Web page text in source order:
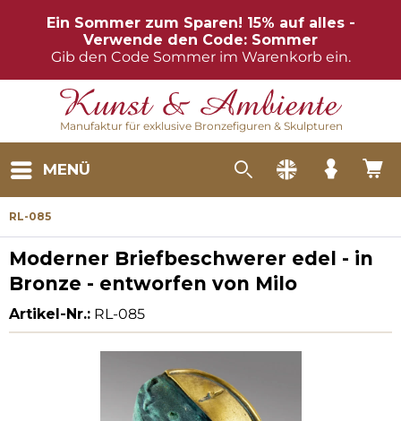
Ein Sommer zum Sparen! 15% auf alles -
Verwende den Code: Sommer
Gib den Code Sommer im Warenkorb ein.
Manufaktur für exklusive Bronzefiguren & Skulpturen
MENÜ
RL-085
Moderner Briefbeschwerer edel - in
Bronze - entworfen von Milo
Artikel-Nr.: RL-085